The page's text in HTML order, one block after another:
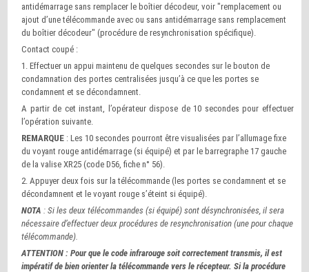
antidémarrage sans remplacer le boîtier décodeur, voir "remplacement ou
ajout d’une télécommande avec ou sans antidémarrage sans remplacement
du boîtier décodeur" (procédure de resynchronisation spécifique).
Contact coupé :
1. Effectuer un appui maintenu de quelques secondes sur le bouton de
condamnation des portes centralisées jusqu’à ce que les portes se
condamnent et se décondamnent.
A partir de cet instant, l’opérateur dispose de 10 secondes pour effectuer
l’opération suivante.
REMARQUE : Les 10 secondes pourront être visualisées par l’allumage fixe
du voyant rouge antidémarrage (si équipé) et par le barregraphe 17 gauche
de la valise XR25 (code D56, fiche n° 56).
2. Appuyer deux fois sur la télécommande (les portes se condamnent et se
décondamnent et le voyant rouge s’éteint si équipé).
NOTA : Si les deux télécommandes (si équipé) sont désynchronisées, il sera
nécessaire d’effectuer deux procédures de resynchronisation (une pour chaque
télécommande).
ATTENTION : Pour que le code infrarouge soit correctement transmis, il est
impératif de bien orienter la télécommande vers le récepteur. Si la procédure